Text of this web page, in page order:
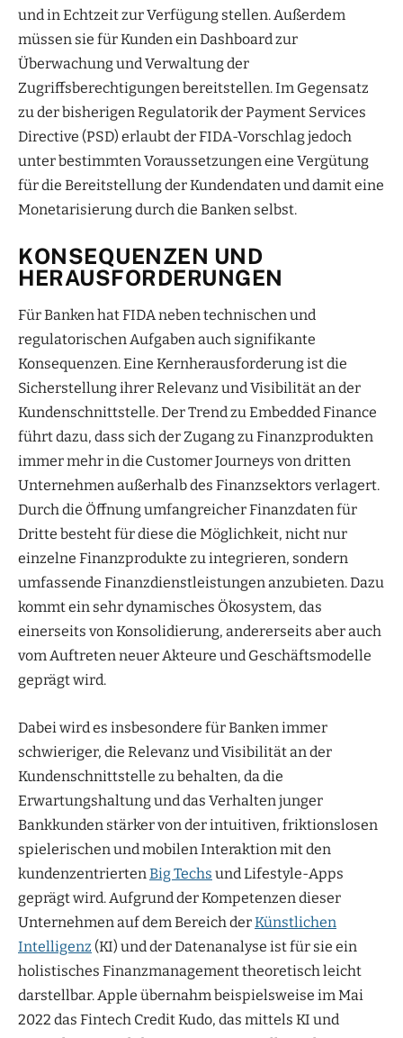
und in Echtzeit zur Verfügung stellen. Außerdem
müssen sie für Kunden ein Dashboard zur
Überwachung und Verwaltung der
Zugriffsberechtigungen bereitstellen. Im Gegensatz
zu der bisherigen Regulatorik der Payment Services
Directive (PSD) erlaubt der FIDA-Vorschlag jedoch
unter bestimmten Voraussetzungen eine Vergütung
für die Bereitstellung der Kundendaten und damit eine
Monetarisierung durch die Banken selbst.
KONSEQUENZEN UND
HERAUSFORDERUNGEN
Für Banken hat FIDA neben technischen und
regulatorischen Aufgaben auch signifikante
Konsequenzen. Eine Kernherausforderung ist die
Sicherstellung ihrer Relevanz und Visibilität an der
Kundenschnittstelle. Der Trend zu Embedded Finance
führt dazu, dass sich der Zugang zu Finanzprodukten
immer mehr in die Customer Journeys von dritten
Unternehmen außerhalb des Finanzsektors verlagert.
Durch die Öffnung umfangreicher Finanzdaten für
Dritte besteht für diese die Möglichkeit, nicht nur
einzelne Finanzprodukte zu integrieren, sondern
umfassende Finanzdienstleistungen anzubieten. Dazu
kommt ein sehr dynamisches Ökosystem, das
einerseits von Konsolidierung, andererseits aber auch
vom Auftreten neuer Akteure und Geschäftsmodelle
geprägt wird.
Dabei wird es insbesondere für Banken immer
schwieriger, die Relevanz und Visibilität an der
Kundenschnittstelle zu behalten, da die
Erwartungshaltung und das Verhalten junger
Bankkunden stärker von der intuitiven, friktionslosen
spielerischen und mobilen Interaktion mit den
kundenzentrierten Big Techs und Lifestyle-Apps
geprägt wird. Aufgrund der Kompetenzen dieser
Unternehmen auf dem Bereich derKünstlichen
Intelligenz (KI) und der Datenanalyse ist für sie ein
holistisches Finanzmanagement theoretisch leicht
darstellbar. Apple übernahm beispielsweise im Mai
2022 das Fintech Credit Kudo, das mittels KI und